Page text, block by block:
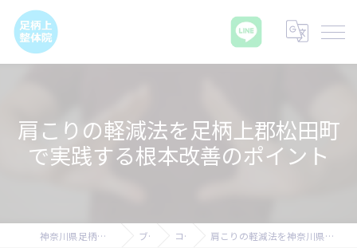
肩こりの軽減法を足柄上郡松田町
で実践する根本改善のポイント
神奈川県足柄上郡の腰痛なら足柄上整体院 ブログ コラム 肩こりの軽減法を神奈川県足柄上郡松田町で実践する根本改善のポイント